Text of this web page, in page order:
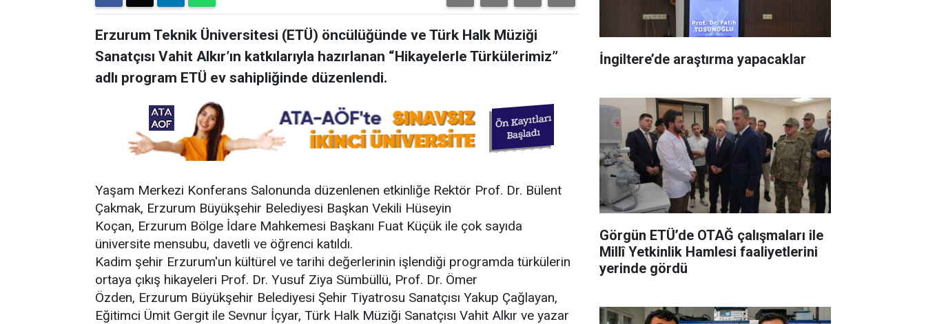
Erzurum Teknik Üniversitesi (ETÜ) öncülüğünde ve Türk Halk Müziği
Sanatçısı Vahit Alkır’ın katkılarıyla hazırlanan “Hikayelerle Türkülerimiz”
adlı program ETÜ ev sahipliğinde düzenlendi.
Yaşam Merkezi Konferans Salonunda düzenlenen etkinliğe Rektör Prof. Dr. Bülent
Çakmak, Erzurum Büyükşehir Belediyesi Başkan Vekili Hüseyin
Koçan, Erzurum Bölge İdare Mahkemesi Başkanı Fuat Küçük ile çok sayıda
üniversite mensubu, davetli ve öğrenci katıldı.
Kadim şehir Erzurum'un kültürel ve tarihi değerlerinin işlendiği programda türkülerin
ortaya çıkış hikayeleri Prof. Dr. Yusuf Ziya Sümbüllü, Prof. Dr. Ömer
Özden, Erzurum Büyükşehir Belediyesi Şehir Tiyatrosu Sanatçısı Yakup Çağlayan,
Eğitimci Ümit Gergit ile Sevnur İçyar, Türk Halk Müziği Sanatçısı Vahit Alkır ve yazar
İngiltere’de araştırma yapacaklar
Görgün ETÜ’de OTAĞ çalışmaları ile
Millî Yetkinlik Hamlesi faaliyetlerini
yerinde gördü